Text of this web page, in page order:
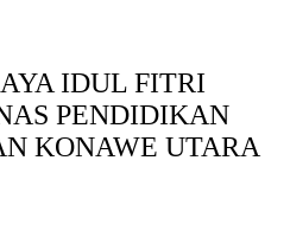
IDUL FITRI
PENDIDIKAN
KONAWE UTARA